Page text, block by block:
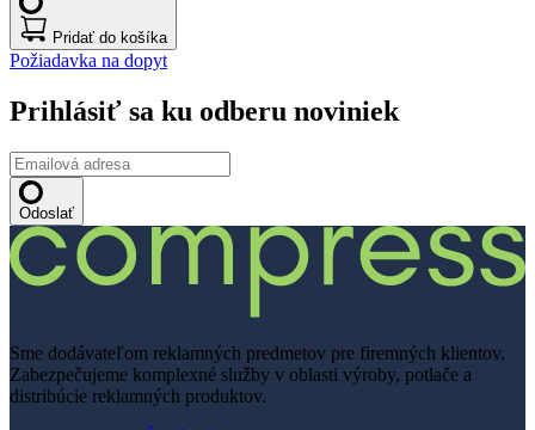
Pridať do košíka
Požiadavka na dopyt
Prihlásiť sa ku odberu noviniek
Odoslať
Sme dodávateľom reklamných predmetov pre firemných klientov.
Zabezpečujeme komplexné služby v oblasti výroby, potlače a
distribúcie reklamných produktov.